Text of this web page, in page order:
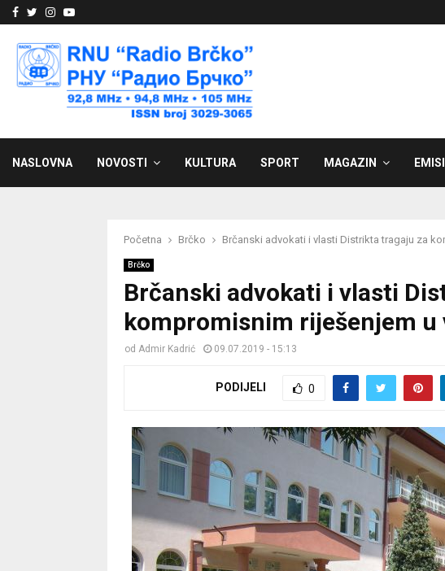
Facebook
Twitter
Instagram
Youtube
NASLOVNA NOVOSTI KULTURA SPORT MAGAZIN
Početna Brčko Brčanski advokati i vlasti Distrikta tragaju za
Brčko
Brčanski advokati i vlasti
kompromisnim riješenjem u
od Admir Kadrić 09.07.2019 - 15:13
PODIJELI 0